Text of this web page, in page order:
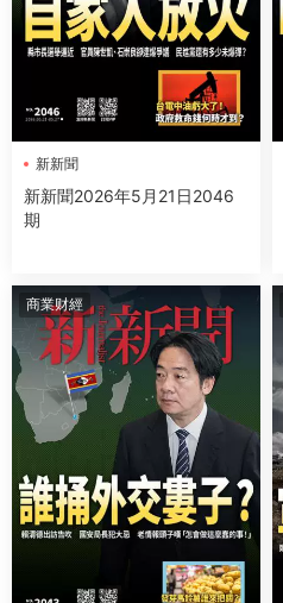
新新聞
新新聞2026年5月21日2046
期
商業财經